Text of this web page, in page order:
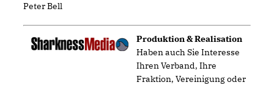
Peter Bell
Produktion & Realisation
Haben auch Sie Interesse
Ihren Verband, Ihre
Fraktion, Vereinigung oder